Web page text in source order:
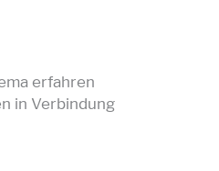
erfahren
in Verbindung